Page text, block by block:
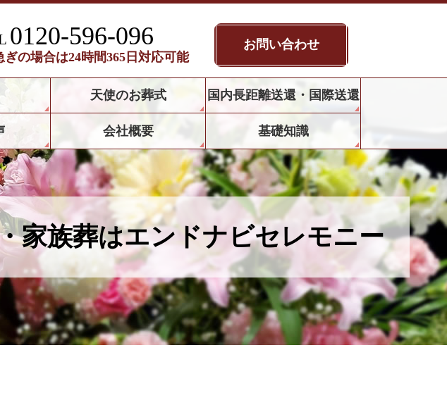
家族葬はエンドナビセレモニー
0120-596-096
ぎの場合は24時間365日対応可能
お問い合わせ
天使のお葬式 国内長距離送還・国際送還
会社概要 基礎知識